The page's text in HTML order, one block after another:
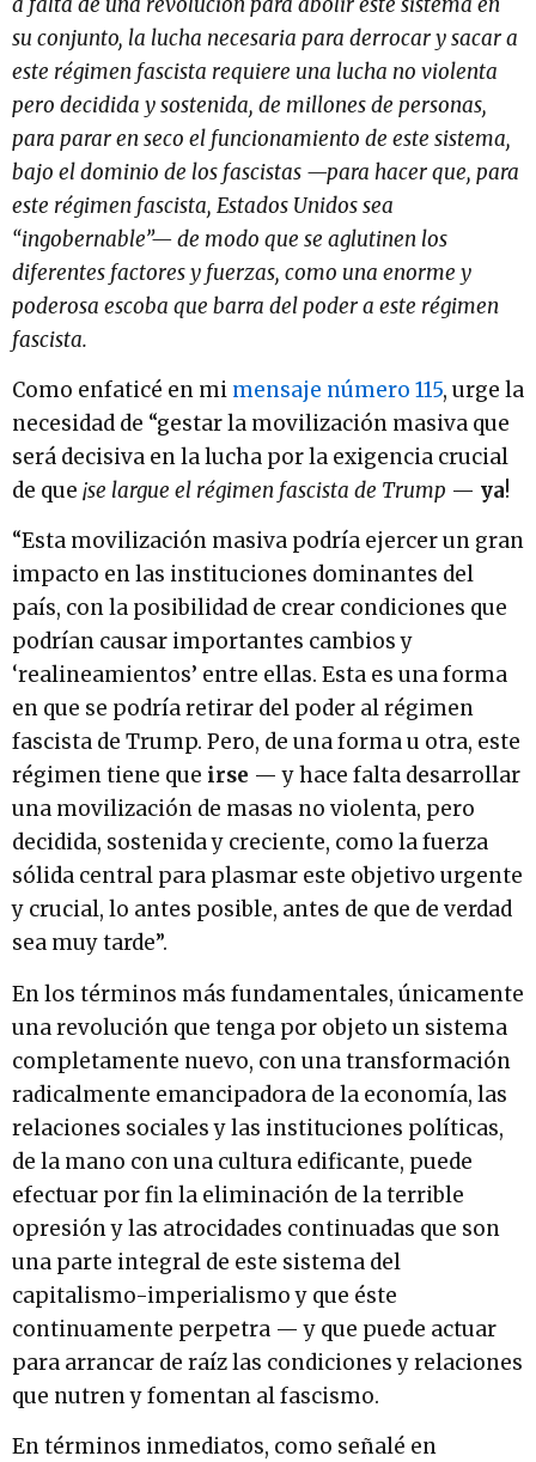
su conjunto, la lucha necesaria para derrocar y sacar a
este régimen fascista requiere una lucha no violenta
pero decidida y sostenida, de millones de personas,
para parar en seco el funcionamiento de este sistema,
bajo el dominio de los fascistas —para hacer que, para
este régimen fascista, Estados Unidos sea
“ingobernable”— de modo que se aglutinen los
diferentes factores y fuerzas, como una enorme y
poderosa escoba que barra del poder a este régimen
fascista.
Como enfaticé en mi mensaje número 115, urge la
necesidad de “gestar la movilización masiva que
será decisiva en la lucha por la exigencia crucial
de que ¡se largue el régimen fascista de Trump — ya!
“Esta movilización masiva podría ejercer un gran
impacto en las instituciones dominantes del
país, con la posibilidad de crear condiciones que
podrían causar importantes cambios y
‘realineamientos’ entre ellas. Esta es una forma
en que se podría retirar del poder al régimen
fascista de Trump. Pero, de una forma u otra, este
régimen tiene que irse — y hace falta desarrollar
una movilización de masas no violenta, pero
decidida, sostenida y creciente, como la fuerza
sólida central para plasmar este objetivo urgente
y crucial, lo antes posible, antes de que de verdad
sea muy tarde”.
En los términos más fundamentales, únicamente
una revolución que tenga por objeto un sistema
completamente nuevo, con una transformación
radicalmente emancipadora de la economía, las
relaciones sociales y las instituciones políticas,
de la mano con una cultura edificante, puede
efectuar por fin la eliminación de la terrible
opresión y las atrocidades continuadas que son
una parte integral de este sistema del
capitalismo-imperialismo y que éste
continuamente perpetra — y que puede actuar
para arrancar de raíz las condiciones y relaciones
que nutren y fomentan al fascismo.
En términos inmediatos, como señalé en